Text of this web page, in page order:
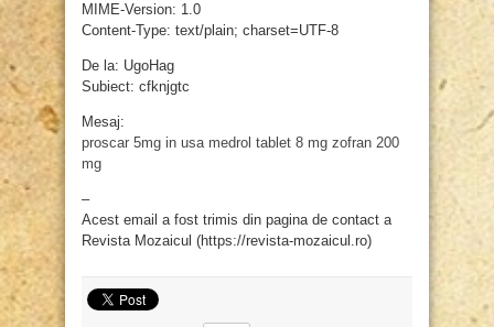
MIME-Version: 1.0
Content-Type: text/plain; charset=UTF-8
De la: UgoHag
Subiect: cfknjgtc
Mesaj:
proscar 5mg in usa medrol tablet 8 mg zofran 200
mg
–
Acest email a fost trimis din pagina de contact a
Revista Mozaicul (https://revista-mozaicul.ro)